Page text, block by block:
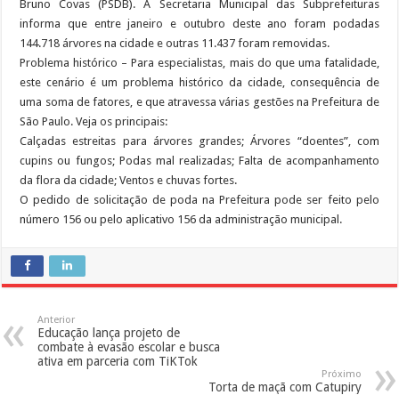
Bruno Covas (PSDB). A Secretaria Municipal das Subprefeituras
informa que entre janeiro e outubro deste ano foram podadas
144.718 árvores na cidade e outras 11.437 foram removidas.
Problema histórico – Para especialistas, mais do que uma fatalidade,
este cenário é um problema histórico da cidade, consequência de
uma soma de fatores, e que atravessa várias gestões na Prefeitura de
São Paulo. Veja os principais:
Calçadas estreitas para árvores grandes; Árvores “doentes”, com
cupins ou fungos; Podas mal realizadas; Falta de acompanhamento
da flora da cidade; Ventos e chuvas fortes.
O pedido de solicitação de poda na Prefeitura pode ser feito pelo
número 156 ou pelo aplicativo 156 da administração municipal.
Anterior
Educação lança projeto de
combate à evasão escolar e busca
ativa em parceria com TiKTok
Próximo
Torta de maçã com Catupiry